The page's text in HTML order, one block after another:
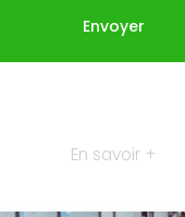
En savoir +